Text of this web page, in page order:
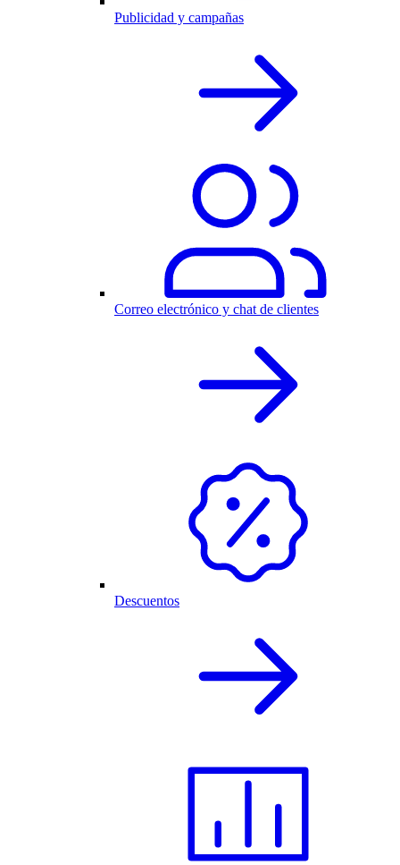
Publicidad y campañas
Correo electrónico y chat de clientes
Descuentos